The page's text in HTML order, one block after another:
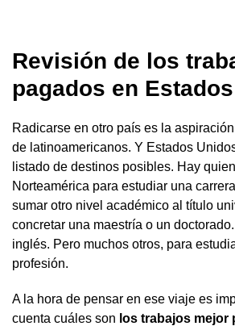
Revisión de los
pagados en
Radicarse en otro país es la
de latinoamericanos. Y Estados
listado de destinos posibles. Hay
Norteamérica para estudiar una
sumar otro nivel académico al título
concretar una maestría o un
inglés. Pero muchos otros, para
profesión.
A la hora de pensar en ese viaje es
cuenta cuáles son los trabajos mejor